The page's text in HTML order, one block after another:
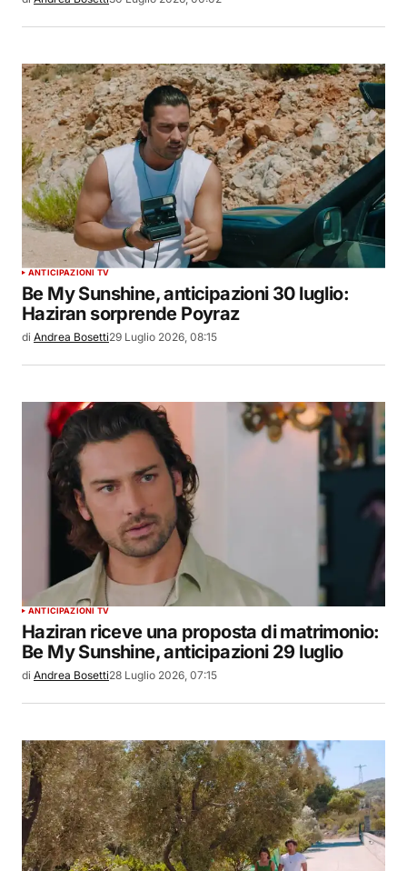
ANTICIPAZIONI TV
Be My Sunshine, anticipazioni 30 luglio:
Haziran sorprende Poyraz
di Andrea Bosetti29 Luglio 2026, 08:15
ANTICIPAZIONI TV
Haziran riceve una proposta di matrimonio:
Be My Sunshine, anticipazioni 29 luglio
di Andrea Bosetti28 Luglio 2026, 07:15